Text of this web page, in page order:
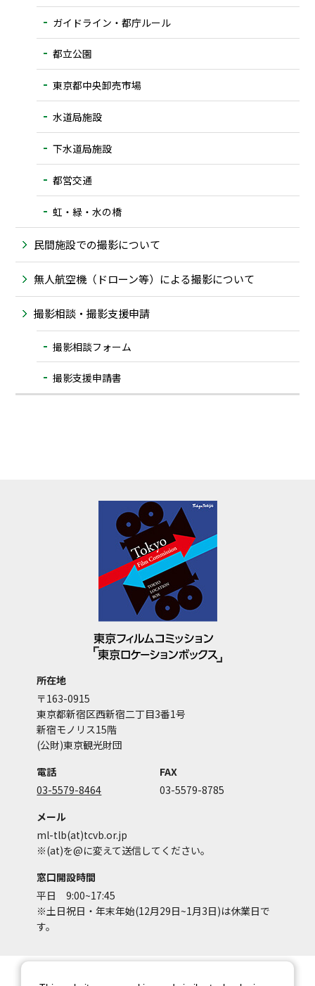
ガイドライン・都庁ルール
都立公園
東京都中央卸売市場
水道局施設
下水道局施設
都営交通
虹・緑・水の橋
民間施設での撮影について
無人航空機（ドローン等）による撮影について
撮影相談・撮影支援申請
撮影相談フォーム
撮影支援申請書
所在地
〒163-0915
東京都新宿区西新宿二丁目3番1号
新宿モノリス15階
(公財)東京観光財団
電話
03-5579-8464
FAX
03-5579-8785
メール
ml-tlb(at)tcvb.or.jp
※(at)を@に変えて送信してください。
窓口開設時間
平日 9:00~17:45
※土日祝日・年末年始(12月29日~1月3日)は休業日で
す。